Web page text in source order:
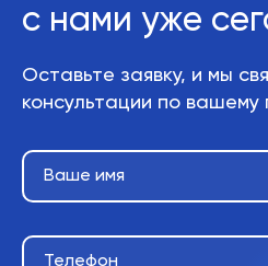
с нами уже
Оставьте заявку, и мы
консультации по вашему
Ваше имя
Телефон